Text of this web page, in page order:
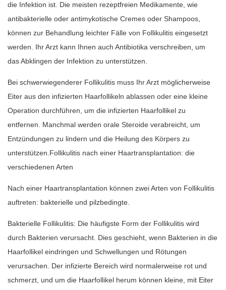
die Infektion ist. Die meisten rezeptfreien Medikamente, wie
antibakterielle oder antimykotische Cremes oder Shampoos,
können zur Behandlung leichter Fälle von Follikulitis eingesetzt
werden. Ihr Arzt kann Ihnen auch Antibiotika verschreiben, um
das Abklingen der Infektion zu unterstützen.
Bei schwerwiegenderer Follikulitis muss Ihr Arzt möglicherweise
Eiter aus den infizierten Haarfollikeln ablassen oder eine kleine
Operation durchführen, um die infizierten Haarfollikel zu
entfernen. Manchmal werden orale Steroide verabreicht, um
Entzündungen zu lindern und die Heilung des Körpers zu
unterstützen.Follikulitis nach einer Haartransplantation: die
verschiedenen Arten
Nach einer Haartransplantation können zwei Arten von Follikulitis
auftreten: bakterielle und pilzbedingte.
Bakterielle Follikulitis: Die häufigste Form der Follikulitis wird
durch Bakterien verursacht. Dies geschieht, wenn Bakterien in die
Haarfollikel eindringen und Schwellungen und Rötungen
verursachen. Der infizierte Bereich wird normalerweise rot und
schmerzt, und um die Haarfollikel herum können kleine, mit Eiter